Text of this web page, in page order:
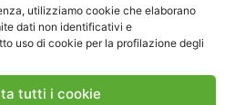
utilizziamo cookie che elaborano
dati non identificativi e
uso di cookie per la profilazione degli
tutti i cookie
normativi di
con possibile
mercato;
delle regole e
l’attuazione delle